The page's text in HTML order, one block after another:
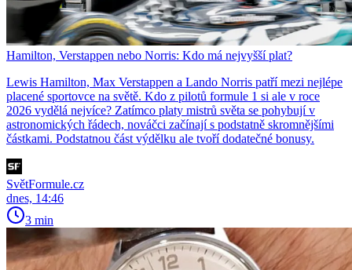
Hamilton, Verstappen nebo Norris: Kdo má nejvyšší plat?
Lewis Hamilton, Max Verstappen a Lando Norris patří mezi nejlépe
placené sportovce na světě. Kdo z pilotů formule 1 si ale v roce
2026 vydělá nejvíce? Zatímco platy mistrů světa se pohybují v
astronomických řádech, nováčci začínají s podstatně skromnějšími
částkami. Podstatnou část výdělku ale tvoří dodatečné bonusy.
SvětFormule.cz
dnes, 14:46
3 min